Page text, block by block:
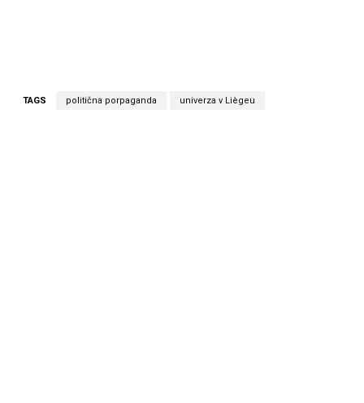
TAGS politična porpaganda univerza v Liègeu